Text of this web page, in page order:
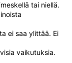
tai niellä.
ei saa ylittää. Ei
vaikutuksia.